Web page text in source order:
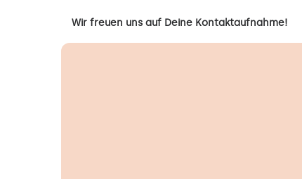
Wir freuen uns auf Deine Kontaktaufnahme!